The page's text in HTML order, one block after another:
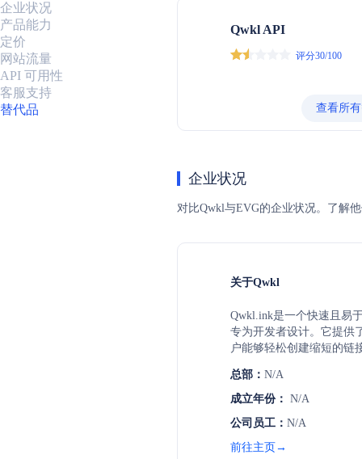
企业状况
产品能力
定价
网站流量
API 可用性
客服支持
替代品
Qwkl API
评分30/100
查看所
企业状况
对比Qwkl与EVG的企业状况。了解
关于Qwkl
Qwkl.ink是一个快速且易
专为开发者设计。它提供
户能够轻松创建缩短的链
总部： N/A
成立年份： N/A
公司员工： N/A
前往主页→